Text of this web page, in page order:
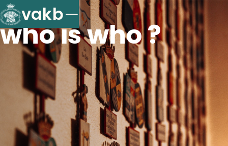
vakb
who is who ?